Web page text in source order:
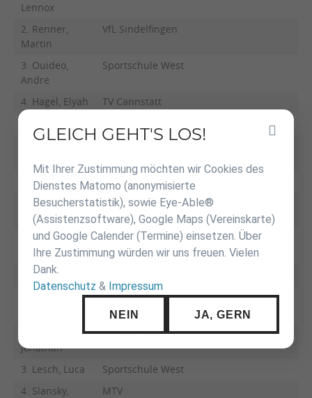
Lennox
2. Renner,
Martin
VfL Sindelfingen
3. Ouideo,
Andre
Sportschule West
4. Hagel, Elyah
TV Cannstatt
2. Butt, Arne
Sportschule West
3. Pfitzer,
Frederik
Judoschule
Roman Baur
4. Stovenick,
Levin
Sportschule West
-28,2 kg
VfL Sindelfingen
Jonathan
SG Weilimdorf
3. Lesch, Luca
Sportschule West
4. Slansky,
MTV
Inhalt
GLEICH GEHT'S LOS!
Mit Ihrer Zustimmung möchten wir Cookies des
Dienstes Matomo (anonymisierte
Besucherstatistik), sowie Eye-Able®
(Assistenzsoftware), Google Maps (Vereinskarte)
und Google Calender (Termine) einsetzen. Über
Ihre Zustimmung würden wir uns freuen. Vielen
Dank.
Datenschutz & Impressum
NEIN JA, GERN